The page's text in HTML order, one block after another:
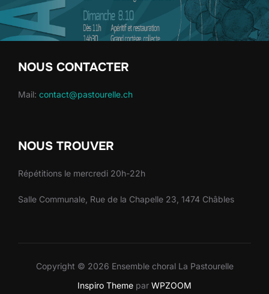
t
i
v
e
NOUS CONTACTER
Mail: contact@pastourelle.ch
NOUS TROUVER
Répétitions le mercredi 20h-22h
Salle Communale, Rue de la Chapelle 23, 1474 Châbles
Copyright © 2026 Ensemble choral La Pastourelle
Inspiro Theme par WPZOOM